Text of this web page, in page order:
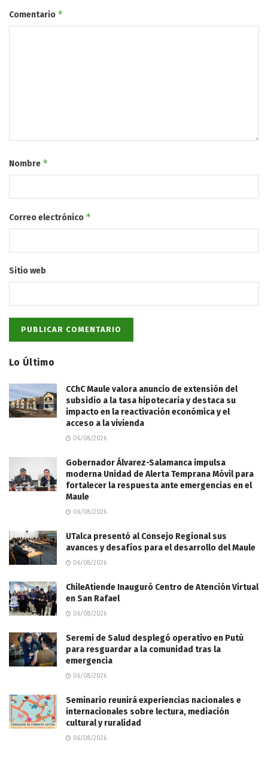
Comentario *
Nombre *
Correo electrónico *
Sitio web
Lo Último
CChC Maule valora anuncio de extensión del
subsidio a la tasa hipotecaria y destaca su
impacto en la reactivación económica y el
acceso a la vivienda
06/08/2026
Gobernador Álvarez-Salamanca impulsa
moderna Unidad de Alerta Temprana Móvil para
fortalecer la respuesta ante emergencias en el
Maule
06/08/2026
UTalca presentó al Consejo Regional sus
avances y desafíos para el desarrollo del Maule
06/08/2026
ChileAtiende Inauguró Centro de Atención Virtual
en San Rafael
06/08/2026
Seremi de Salud desplegó operativo en Putú
para resguardar a la comunidad tras la
emergencia
06/08/2026
Seminario reunirá experiencias nacionales e
internacionales sobre lectura, mediación
cultural y ruralidad
06/08/2026